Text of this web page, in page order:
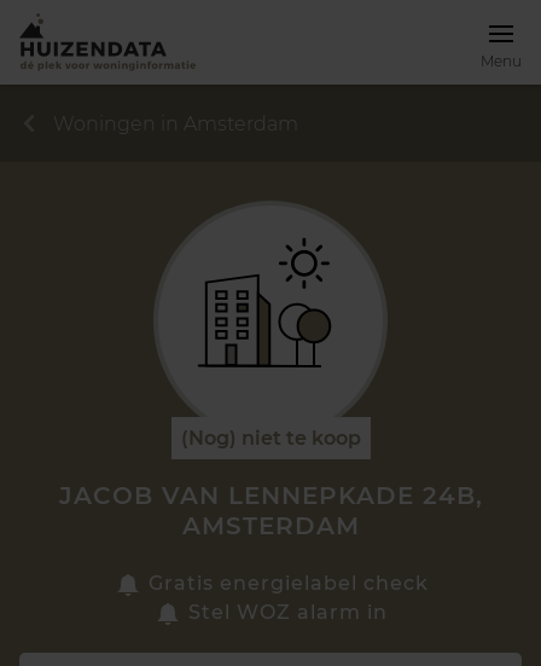
Menu
Vragen? Neem contact met ons op
Woningen in Amsterdam
(Nog) niet te koop
JACOB VAN LENNEPKADE 24B,
AMSTERDAM
Gratis energielabel check
Stel WOZ alarm in